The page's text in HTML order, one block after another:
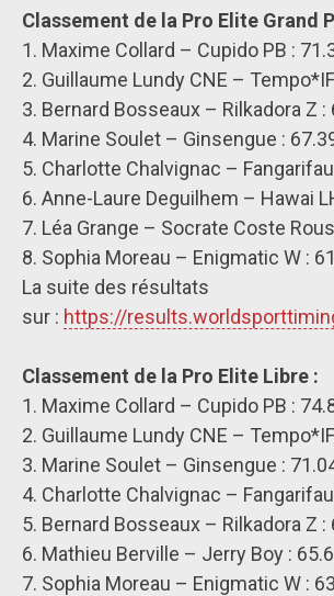
Classement de la Pro Elite Grand
1. Maxime Collard – Cupido PB :
2. Guillaume Lundy CNE –
3. Bernard Bosseaux – Rilkadora Z :
4. Marine Soulet – Ginsengue :
5. Charlotte Chalvignac –
6. Anne-Laure Deguilhem – Hawai
7. Léa Grange – Socrate Coste
8. Sophia Moreau – Enigmatic W :
La suite des résultats
sur : https://
Classement de la Pro Elite Libre :
1. Maxime Collard – Cupido PB :
2. Guillaume Lundy CNE –
3. Marine Soulet – Ginsengue :
4. Charlotte Chalvignac –
5. Bernard Bosseaux – Rilkadora Z :
6. Mathieu Berville – Jerry Boy :
7. Sophia Moreau – Enigmatic W :